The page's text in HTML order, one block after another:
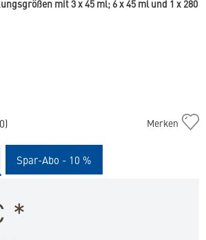
mit 3 x 45 ml; 6 x 45 ml und 1 x 280
)
Recovital
Merken
Spar-Abo - 10 %
*